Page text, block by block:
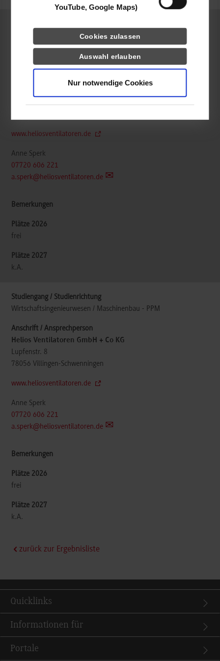
YouTube, Google Maps)
Cookies zulassen
Auswahl erlauben
Nur notwendige Cookies
Wirtschaftsingenieurwesen / Allgemeines
Wirtschaftsingenieurwesen - International Business and
www.heliosventilatoren.de
Anne Sperk
07720 606 221
a.sperk@heliosventilatoren.de
frei
k.A.
Wirtschaftsingenieurwesen / Maschinenbau - PPM
Helios Ventilatoren GmbH + Co KG
Lupfenstr. 8
78056 Villingen-Schwenningen
www.heliosventilatoren.de
Anne Sperk
07720 606 221
a.sperk@heliosventilatoren.de
frei
k.A.
zurück zur Ergebnisliste
Quicklinks
Informationen für
Portale